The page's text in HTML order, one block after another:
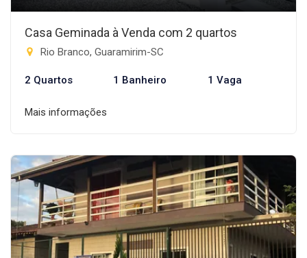
Casa Geminada à Venda com 2 quartos
Rio Branco, Guaramirim-SC
2 Quartos 1 Banheiro 1 Vaga
Mais informações